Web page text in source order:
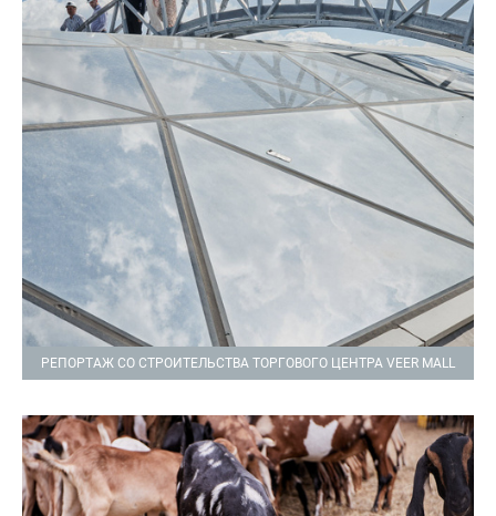
РЕПОРТАЖ СО СТРОИТЕЛЬСТВА ТОРГОВОГО ЦЕНТРА VEER MALL